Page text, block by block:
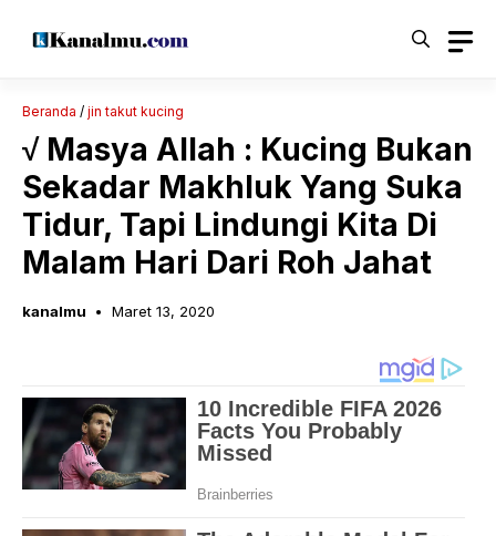
Beranda / jin takut kucing
√ Masya Allah : Kucing Bukan
Sekadar Makhluk Yang Suka
Tidur, Tapi Lindungi Kita Di
Malam Hari Dari Roh Jahat
kanalmu Maret 13, 2020